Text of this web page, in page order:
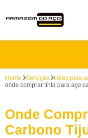
Home Serviços tintas para
onde comprar tinta para aço
Onde
Carbono